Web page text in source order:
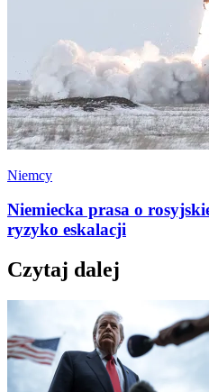
Niemcy
Niemiecka prasa o
ryzyko eskalacji
Czytaj dalej